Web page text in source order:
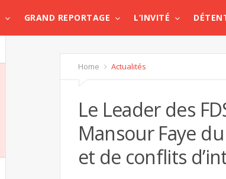
GRAND REPORTAGE L’INVITÉ
Home Actualités
Le Leader des
Mansour Faye
et de conflits